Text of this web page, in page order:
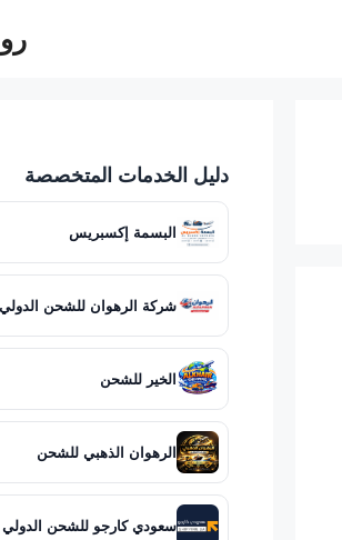
دليل الخدمات المتخصصة
البسمة إكسبريس
شركة الرهوان للشحن الدولي
الخير للشحن
الرهوان الذهبي للشحن
سعودي كارجو للشحن الدولي